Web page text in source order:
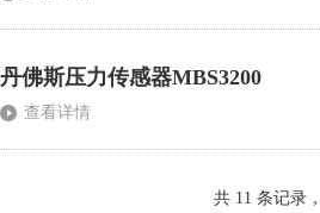
丹佛斯压力传感器MBS3200
查看详情
共 11 条记录